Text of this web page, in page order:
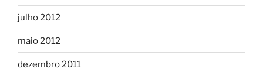
julho 2012
maio 2012
dezembro 2011